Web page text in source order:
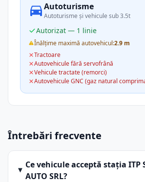
Autoturisme
Autoturisme și vehicule sub 3.5t
Autorizat — 1 linie
Înălțime maximă autovehicul:2.9 m
Tractoare
Autovehicule fără servofrână
Vehicule tractate (remorci)
Autovehicule GNC (gaz natural
Întrebări frecvente
Ce vehicule acceptă stația ITP
AUTO SRL?